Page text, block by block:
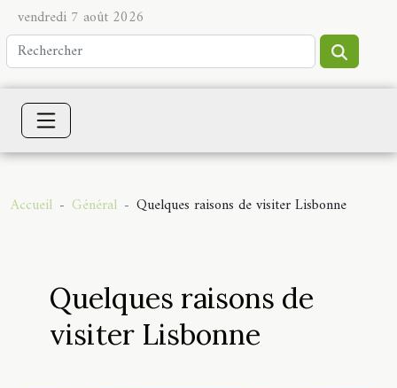
vendredi 7 août 2026
Accueil Général Quelques raisons de visiter Lisbonne
Quelques raisons de
visiter Lisbonne